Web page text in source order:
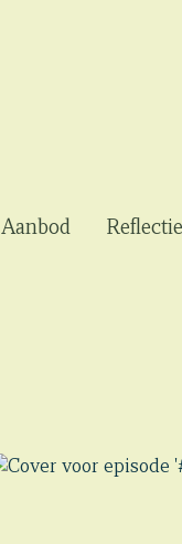
Aanbod